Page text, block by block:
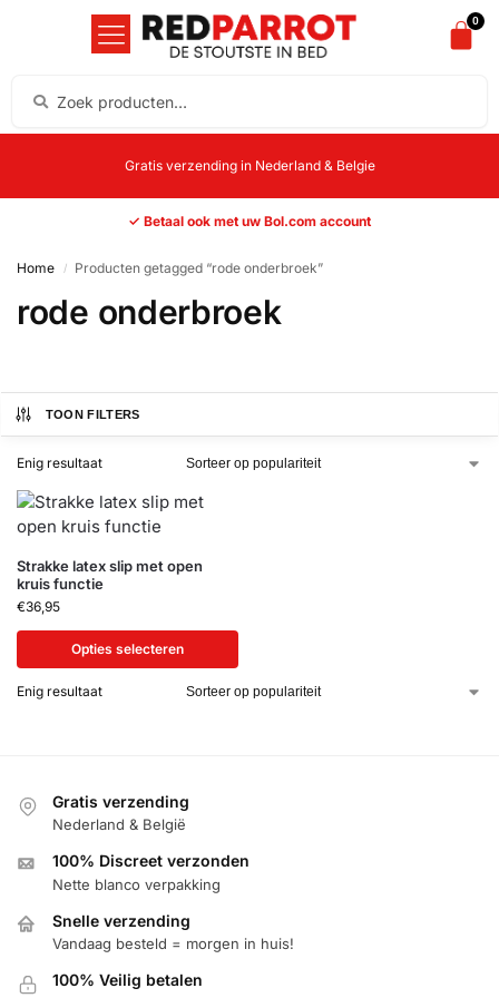
0
Gratis verzending in Nederland & Belgie
✓ Betaal ook met uw Bol.com account
Home / Producten getagged “rode onderbroek”
rode onderbroek
TOON FILTERS
Enig resultaat
Strakke latex slip met open
kruis functie
€36,95
Opties selecteren
Enig resultaat
Gratis verzending
Nederland & België
100% Discreet verzonden
Nette blanco verpakking
Snelle verzending
Vandaag besteld = morgen in huis!
100% Veilig betalen